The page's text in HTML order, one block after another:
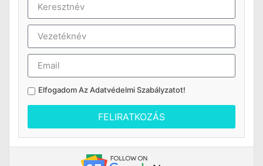
Elfogadom AzAdatvédelmi Szabályzatot!
FELIRATKOZÁS